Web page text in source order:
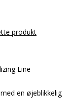
produkt
Line
en øjeblikkelig